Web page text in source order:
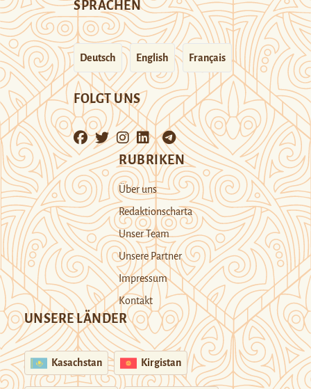
SPRACHEN
Deutsch English Français
FOLGT UNS
RUBRIKEN
Über uns
Redaktionscharta
Unser Team
Unsere Partner
Impressum
Kontakt
UNSERE LÄNDER
Kasachstan Kirgistan